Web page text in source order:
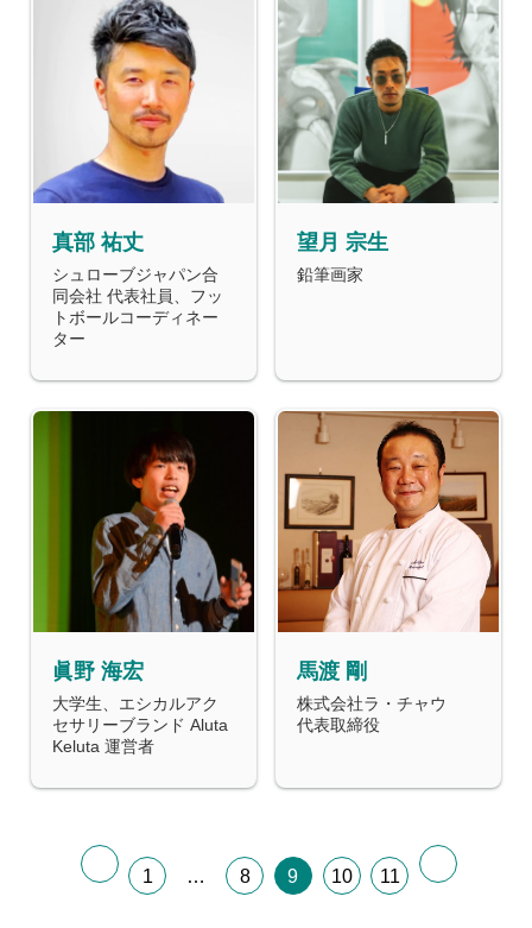
真部 祐丈
シュローブジャパン合
同会社 代表社員、フッ
トボールコーディネー
ター
望月 宗生
鉛筆画家
眞野 海宏
大学生、エシカルアク
セサリーブランド Aluta
Keluta 運営者
馬渡 剛
株式会社ラ・チャウ
代表取締役
1 … 8 9 10 11